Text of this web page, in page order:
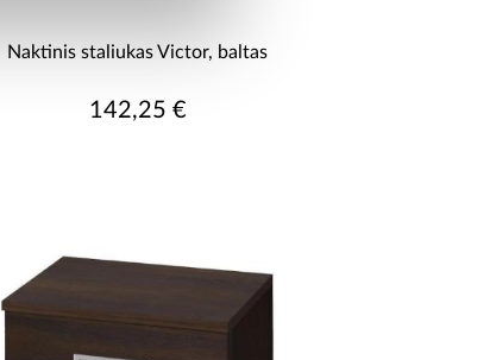
Naktinis staliukas Victor, baltas
142,25 €